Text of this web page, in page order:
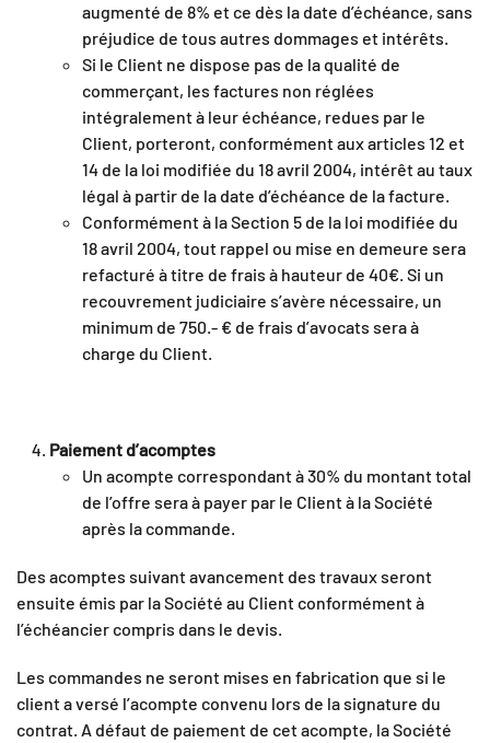
augmenté de 8% et ce dès la date d’échéance, sans
préjudice de tous autres dommages et intérêts.
Si le Client ne dispose pas de la qualité de
commerçant, les factures non réglées
intégralement à leur échéance, redues par le
Client, porteront, conformément aux articles 12 et
14 de la loi modifiée du 18 avril 2004, intérêt au taux
légal à partir de la date d’échéance de la facture.
Conformément à la Section 5 de la loi modifiée du
18 avril 2004, tout rappel ou mise en demeure sera
refacturé à titre de frais à hauteur de 40€. Si un
recouvrement judiciaire s’avère nécessaire, un
minimum de 750.- € de frais d’avocats sera à
charge du Client.
Paiement d’acomptes
Un acompte correspondant à 30% du montant total
de l’offre sera à payer par le Client à la Société
après la commande.
Des acomptes suivant avancement des travaux seront
ensuite émis par la Société au Client conformément à
l’échéancier compris dans le devis.
Les commandes ne seront mises en fabrication que si le
client a versé l’acompte convenu lors de la signature du
contrat. A défaut de paiement de cet acompte, la Société